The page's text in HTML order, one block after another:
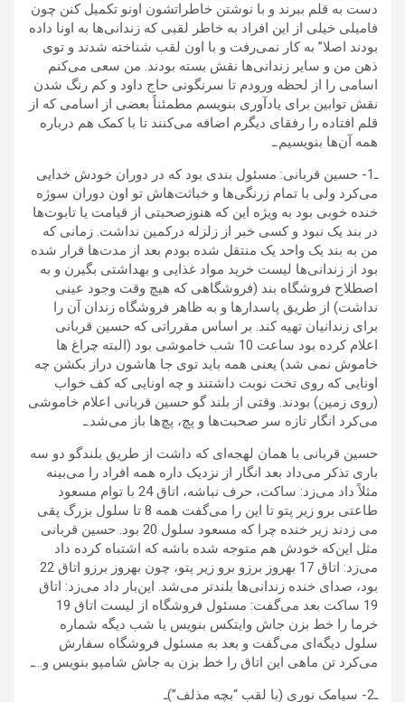
دست به قلم ببرند و با نوشتن خاطراتشون اونو تکمیل کنن چون
فامیلی خیلی از این افراد به خاطر لقبی که زندانی‌ها به اونا داده
بودند اصلا” به کار نمی‌رفت و با اون لقب شناخته شدند و توی
ذهن من و سایر زندانی‌ها نقش بسته بودند. من سعی می‌کنم
اسامی را از لحظه ورودم تا سرنگونی حاج داود و کم رنگ شدن
نقش توابین برای یادآوری بنویسم مطمئناً بعضی از اسامی که از
قلم افتاده را رفقای دیگرم اضافه می‌کنند تا با کمک هم درباره
همه آن‌ها بنویسیم.ـ
ـ1- حسین قربانی: مسئول بندی بود که در دوران خودش خدایی
می‌کرد ولی با تمام زرنگی‌ها و خباثت‌هاش تو اون دوران سوژه
خنده خوبی بود به ویژه این که هنوزصحبتی از قیامت یا تابوت‌ها
در بند یک نبود و کسی خبر از زلزله درکمین نداشت. زمانی که
من به بند یک واحد یک منتقل شده بودم بعد از مدت‌ها قرار شده
بود از زندانی‌ها لیست خرید مواد غذایی و بهداشتی بگیرن و به
اصطلاح فروشگاه بند (فروشگاهی که هیچ وقت وجود عینی
نداشت) از طریق پاسدارها و به ظاهر فروشگاه زندان آن را
برای زندانیان تهیه کند. بر اساس مقرراتی که حسین قربانی
اعلام کرده بود ساعت 10 شب خاموشی بود (البته چراغ ها
خاموش نمی شد) یعنی همه باید توی جا هاشون دراز بکشن چه
اونایی که روی تخت نوبت داشتند و چه اونایی که کف خواب
(روی زمین) بودند. وقتی از بلند گو حسین قربانی اعلام خاموشی
می‌کرد انگار تازه سر صحبت‌ها و پچ، پچ‌ها باز می‌شد.ـ
حسین قربانی با همان لهجه‌ای که داشت از طریق بلندگو دو سه
باری تذکر می‌داد بعد انگار از نزدیک داره همه افراد را می‌بینه
مثلاً داد می‌زد: ساکت، حرف نباشه، اتاق 24 با توام مسعود
طاعتی برو زیر پتو تا این را می‌گفت همه 8 تا سلول بزرگ پقی
می زدند زیر خنده چرا که مسعود سلول 20 بود. حسین قربانی
مثل این‌که خودش هم متوجه شده باشه که اشتباه کرده داد
می‌زد: اتاق 17 بهروز برزو برو زیر پتو، چون بهروز برزو اتاق 22
بود، صدای خنده زندانی‌ها بلندتر می‌شد. این‌بار داد می‌زد: اتاق
19 ساکت بعد می‌گفت: مسئول فروشگاه از لیست اتاق 19
خرما را خط بزن جاش وایتکس بنویس یا شب دیگه شماره
سلول دیگه‌ای می‌گفت و بعد به مسئول فروشگاه سفارش
می‌کرد تن ماهی این اتاق را خط بزن به جاش شامپو بنویس و…ـ
ـ2- سیامک نوری (با لقبِ “بچه مذلف”)ـ